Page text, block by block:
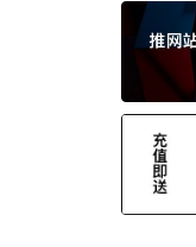
欢快
灵动
笛子
美好
吉他